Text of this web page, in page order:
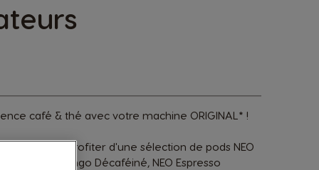
café & thé avec votre machine ORIGINAL* !
de profiter d'une sélection de pods NEO
Lungo, NEO Lungo Décaféiné, NEO Espresso